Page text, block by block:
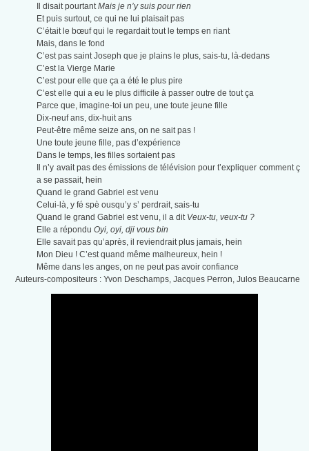
Il disait pourtantMais je n’y suis pour rien
Et puis surtout, ce qui ne lui plaisait pas
C’était le bœuf qui le regardait tout le temps en riant
Mais, dans le fond
C’est pas saint Joseph que je plains le plus, sais-tu, là-dedans
C’est la Vierge Marie
C’est pour elle que ça a été le plus pire
C’est elle qui a eu le plus difficile à passer outre de tout ça
Parce que, imagine-toi un peu, une toute jeune fille
Dix-neuf ans, dix-huit ans
Peut-être même seize ans, on ne sait pas !
Une toute jeune fille, pas d’expérience
Dans le temps, les filles sortaient pas
Il n’y avait pas des émissions de télévision pour t’expliquer comment ç
a se passait, hein
Quand le grand Gabriel est venu
Celui-là, y fé spè ousqu’y s’ perdrait, sais-tu
Quand le grand Gabriel est venu, il a dit Veux-tu, veux-tu ?
Elle a réponduOyi, oyi, dji vous bin
Elle savait pas qu’après, il reviendrait plus jamais, hein
Mon Dieu ! C’est quand même malheureux, hein !
Même dans les anges, on ne peut pas avoir confiance
Auteurs-compositeurs : Yvon Deschamps, Jacques Perron, Julos Beaucarne